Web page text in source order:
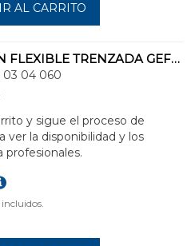
AL CARRITO
CONEXIÓN FLEXIBLE TRENZADA GEFLEX DN8 M 3/8" - H 1/2" 60cm
03 04 060
y sigue el proceso de
ver la disponibilidad y los
profesionales.